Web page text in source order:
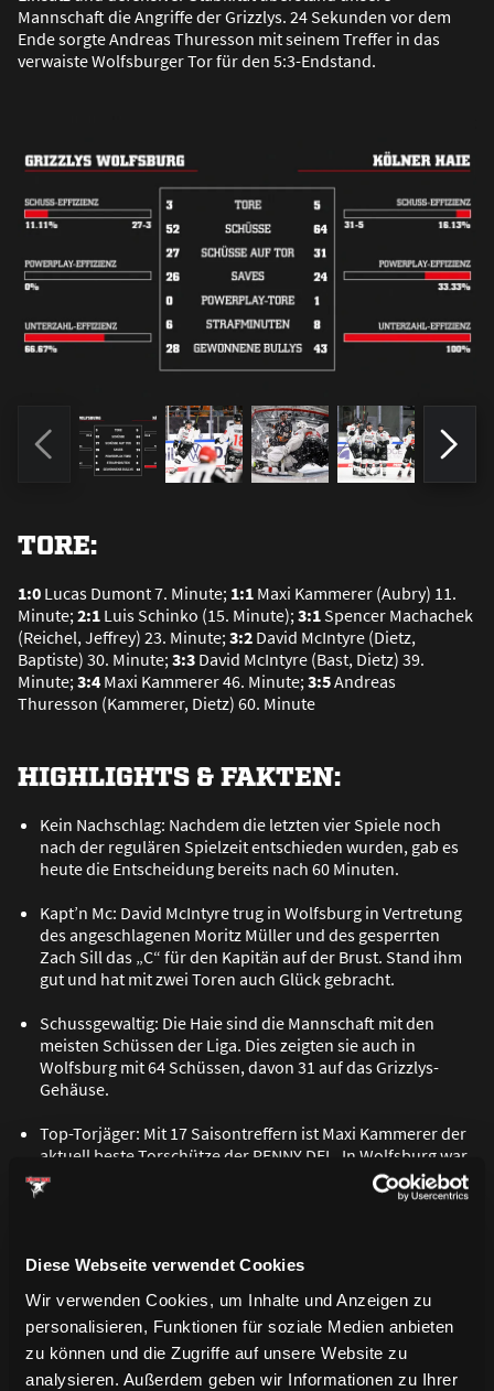
Diese Webseite verwendet Cookies
Wir verwenden Cookies, um Inhalte und Anzeigen zu
personalisieren, Funktionen für soziale Medien anbieten
zu können und die Zugriffe auf unsere Website zu
analysieren. Außerdem geben wir Informationen zu Ihrer
Mannschaft die Angriffe der Grizzlys. 24 Sekunden vor dem
Ende sorgte Andreas Thuresson mit seinem Treffer in das
verwaiste Wolfsburger Tor für den 5:3-Endstand.
TORE:
1:0 Lucas Dumont 7. Minute; 1:1 Maxi Kammerer (Aubry) 11.
Minute; 2:1 Luis Schinko (15. Minute); 3:1 Spencer Machachek
(Reichel, Jeffrey) 23. Minute; 3:2 David McIntyre (Dietz,
Baptiste) 30. Minute; 3:3 David McIntyre (Bast, Dietz) 39.
Minute; 3:4 Maxi Kammerer 46. Minute; 3:5Andreas
Thuresson (Kammerer, Dietz) 60. Minute
HIGHLIGHTS & FAKTEN:
Kein Nachschlag: Nachdem die letzten vier Spiele noch
nach der regulären Spielzeit entschieden wurden, gab es
heute die Entscheidung bereits nach 60 Minuten.
Kapt’n Mc: David McIntyre trug in Wolfsburg in Vertretung
des angeschlagenen Moritz Müller und des gesperrten
Zach Sill das „C“ für den Kapitän auf der Brust. Stand ihm
gut und hat mit zwei Toren auch Glück gebracht.
Schussgewaltig: Die Haie sind die Mannschaft mit den
meisten Schüssen der Liga. Dies zeigten sie auch in
Wolfsburg mit 64 Schüssen, davon 31 auf das Grizzlys-
Gehäuse.
Top-Torjäger: Mit 17 Saisontreffern ist Maxi Kammerer der
aktuell beste Torschütze der PENNY DEL. In Wolfsburg war
der Stürmer gleich doppelt erfolgreich.
„Wir haben über 60 Minuten
ein starkes Spiel gemacht.